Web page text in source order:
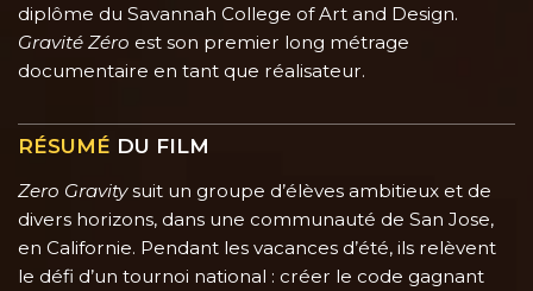
diplôme du Savannah College of Art and Design.
Gravité Zéro est son premier long métrage
documentaire en tant que réalisateur.
RÉSUMÉ DU FILM
Zero Gravitysuit un groupe d’élèves ambitieux et de
divers horizons, dans une communauté de San Jose,
en Californie. Pendant les vacances d’été, ils relèvent
le défi d’un tournoi national : créer le code gagnant